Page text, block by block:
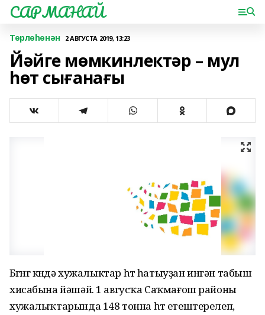
САРМАНАЙ
Төрлөһөнән 2 АВГУСТА 2019, 13:23
Йәйге мөмкинлектәр – мул
һөт сығанағы
Бөгөнгө көндә хужалыктар һөт һатыуҙан ингән табыш
хисабына йәшәй. 1 авгусҡа Саҡмағош районы
хужалыҡтарында 148 тонна һөт етештерелеп,